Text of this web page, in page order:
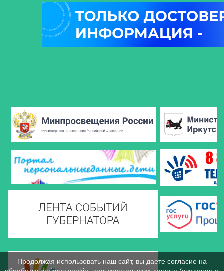
Продолжая использовать наш сайт, вы даете согласие на